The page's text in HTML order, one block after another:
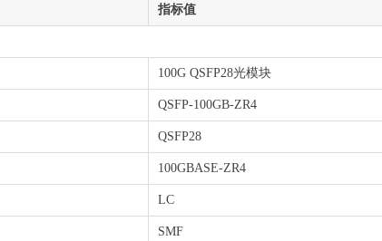
指标值
100G QSFP28光模块
QSFP-100GB-ZR4
QSFP28
100GBASE-ZR4
LC
SMF